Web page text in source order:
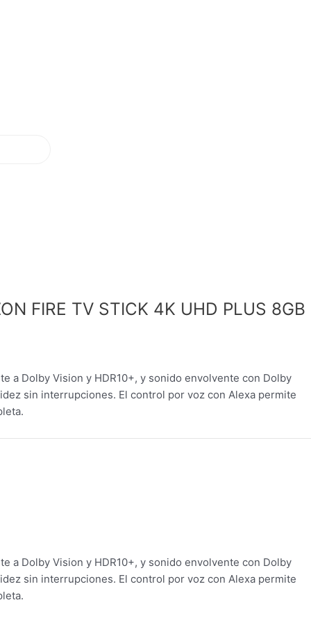
FIRE TV STICK 4K UHD PLUS 8GB
a Dolby Vision y HDR10+, y sonido envolvente con Dolby
sin interrupciones. El control por voz con Alexa permite
a Dolby Vision y HDR10+, y sonido envolvente con Dolby
sin interrupciones. El control por voz con Alexa permite